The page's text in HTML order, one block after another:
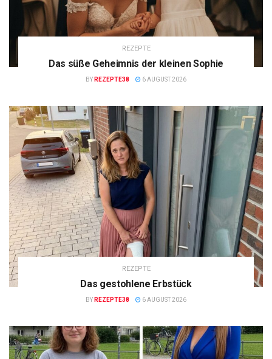
REZEPTE
Das süße Geheimnis der kleinen Sophie
BY REZEPTE38 6 AUGUST 2026
REZEPTE
Das gestohlene Erbstück
BY REZEPTE38 6 AUGUST 2026